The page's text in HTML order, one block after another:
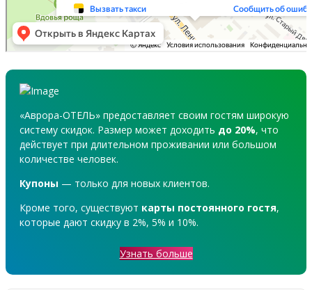
«Аврора-ОТЕЛЬ» предоставляет своим гостям широкую
систему скидок. Размер может доходить до 20%, что
действует при длительном проживании или большом
количестве человек.
Купоны — только для новых клиентов.
Кроме того, существуют карты постоянного гостя,
которые дают скидку в 2%, 5% и 10%.
Узнать больше